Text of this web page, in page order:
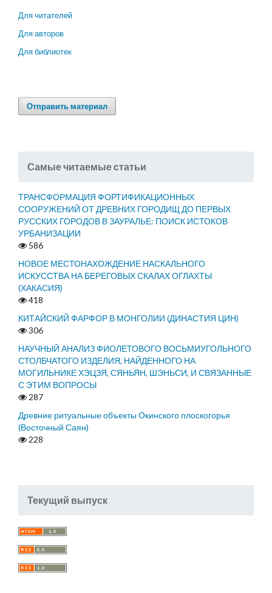
Для читателей
Для авторов
Для библиотек
Отправить материал
Самые читаемые статьи
ТРАНСФОРМАЦИЯ ФОРТИФИКАЦИОННЫХ
СООРУЖЕНИЙ ОТ ДРЕВНИХ ГОРОДИЩ ДО ПЕРВЫХ
РУССКИХ ГОРОДОВ В ЗАУРАЛЬЕ: ПОИСК ИСТОКОВ
УРБАНИЗАЦИИ
586
НОВОЕ МЕСТОНАХОЖДЕНИЕ НАСКАЛЬНОГО
ИСКУССТВА НА БЕРЕГОВЫХ СКАЛАХ ОГЛАХТЫ
(ХАКАСИЯ)
418
КИТАЙСКИЙ ФАРФОР В МОНГОЛИИ (ДИНАСТИЯ ЦИН)
306
НАУЧНЫЙ АНАЛИЗ ФИОЛЕТОВОГО ВОСЬМИУГОЛЬНОГО
СТОЛБЧАТОГО ИЗДЕЛИЯ, НАЙДЕННОГО НА
МОГИЛЬНИКЕ ХЭЦЗЯ, СЯНЬЯН, ШЭНЬСИ, И СВЯЗАННЫЕ
С ЭТИМ ВОПРОСЫ
287
Древние ритуальные объекты Окинского плоскогорья
(Восточный Саян)
228
Текущий выпуск